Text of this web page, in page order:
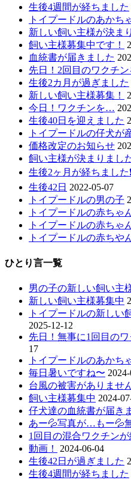
生後4週間が経ちました
トイプードルのあかち
新しい飼い主様が決ま
飼い主様募集中です！
血統書が届きました
先日！2回目のワクチ
生後2カ月が過ぎました
新しい飼い主様募集！
今日！ワクチンを…
生後40日を迎えました
トイプードルの仔犬が
価格改定のお知らせ
飼い主様が決まりまし
生後2ヶ月が経ちました
生後42日 2022-05-07
トイプードルの男の子
トイプードルの赤ちゃ
トイプードルの赤ちゃ
トイプードルの赤ちや
ひとり言一覧
男の子の新しい飼い主
新しい飼い主様募集中
トイプードルの新しい
2025-12-12
先日！無事に1回目の
17
トイプードルのあかち
毎日暑いですね〜
台風の被害がありませ
飼い主様募集中 2024-
仔犬達の血統書が届き
あー💦写真が…もー💦
1回目の混合ワクチン
動画！
2024-06-04
生後42日が過ぎました
生後4週間が経ちました